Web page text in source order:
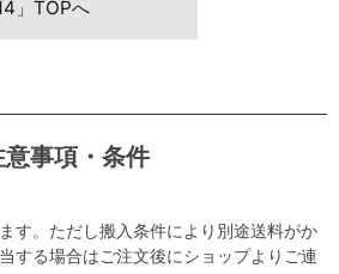
」TOPへ
事項・条件
す。ただし搬入条件により別途送料がか
する場合はご注文後にショップよりご連